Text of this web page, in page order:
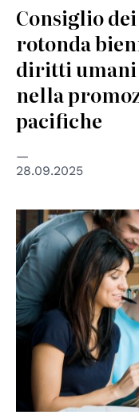
Consiglio
rotonda
diritti umani
nella
pacifiche
28.09.2025
© shutterstock unipd